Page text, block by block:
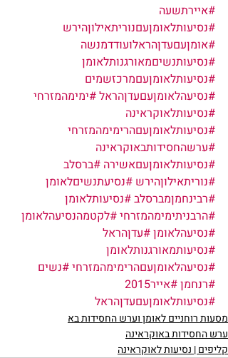
#איירתשעה
#נסיעותלאומןעםנוריתאילוןהירש
#אומןעםעדןהראלועודדמנשה
#נסיעותנשיםמאורגנותלאומן
#נסיעותלאומןעםמרכזשמים
#נסיעהלאומןעםעדןהראל#ימימהמזרחי
#נסיעותלאוקראינה
#נסיעותלאומןעםהרימימהמזרחי
#ערשהחסידותבאוקראינה
#נסיעותלאומןעםאשירה #ברסלב
#נוריתאילוןהירש #נסיעתנשיםלאומן
#רבינחמןמברסלב#נסיעותלאומן
#הרבניתימימהמזרחי#לקטמהנסיעהלאומן
#נסיעהלאומן#עדןהראל
#נסיעותמאורגנותלאומן
#נסיעהלאומןעםהרימימהמזרחי#נשים
#רנחמן#אייר2015
#נסיעותלאומןעםעדןהראל
מסעות רוחניים לאומן וערש החסידות בא
ערש החסידות באוקראינה
קליפים | נסיעות לאוקראינה